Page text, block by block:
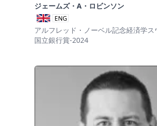
ジェームズ・A・ロビンソン
ENG
アルフレッド・ノーベル記念経済学ス
国立銀行賞-2024